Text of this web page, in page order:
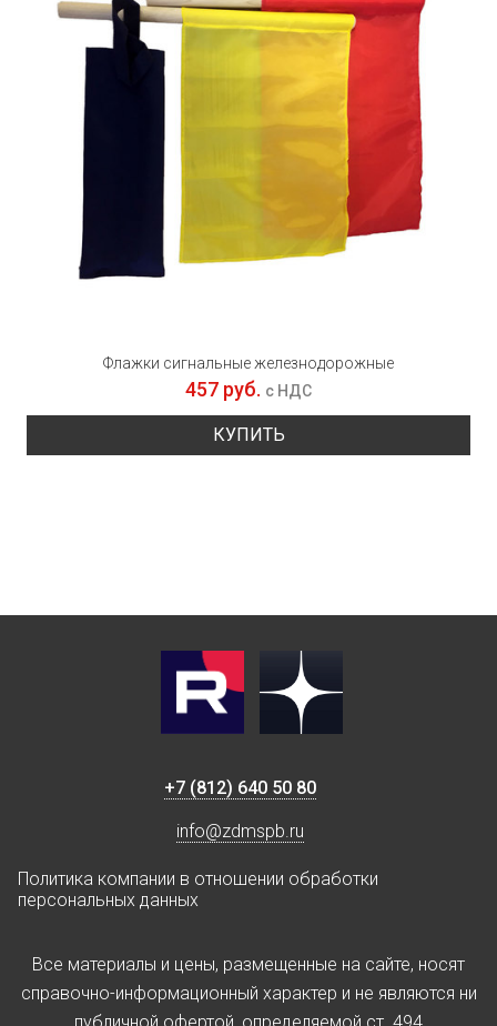
Флажки сигнальные железнодорожные
457 руб. с НДС
КУПИТЬ
+7 (812) 640 50 80
info@zdmspb.ru
Политика компании в отношении обработки
персональных данных
Все материалы и цены, размещенные на сайте, носят
справочно-информационный характер и не являются ни